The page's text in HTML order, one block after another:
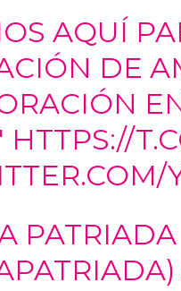
AQUÍ
DE
HTTPS://
PATRIADA